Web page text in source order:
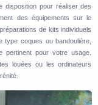
disposition pour réaliser des
des équipements sur le
de kits individuels
coques ou bandoulière,
pertinent pour votre usage.
louées ou les ordinateurs